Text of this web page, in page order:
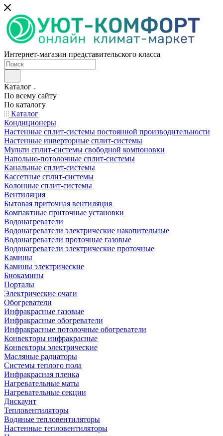
Интернет-магазин представительского класса
Каталог
По всему сайту
По каталогу
Каталог
Кондиционеры
Настенные сплит-системы постоянной производительности
Настенные инверторные сплит-системы
Мульти сплит-системы свободной компоновки
Напольно-потолочные сплит-системы
Канальные сплит-системы
Кассетные сплит-системы
Колонные сплит-системы
Вентиляция
Бытовая приточная вентиляция
Компактные приточные установки
Водонагреватели
Водонагреватели электрические накопительные
Водонагреватели проточные газовые
Водонагреватели электрические проточные
Камины
Камины электрические
Биокамины
Порталы
Электрические очаги
Обогреватели
Инфракрасные газовые
Инфракрасные обогреватели
Инфракрасные потолочные обогреватели
Конвекторы инфракрасные
Конвекторы электрические
Масляные радиаторы
Системы теплого пола
Инфракрасная пленка
Нагревательные маты
Нагревательные секции
Дискаунт
Тепловентиляторы
Водяные тепловентиляторы
Настенные тепловентиляторы